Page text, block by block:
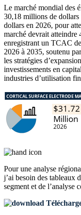
Le marché mondial des
30,18 millions de dollars
dollars en 2026, pour
marché devrait atteindre
enregistrant un TCAC
2026 à 2035, soutenu
les stratégies
investissements en
industries d’utilisation
Pour une analyse
j’ai besoin des tableaux
segment et de l’analyse